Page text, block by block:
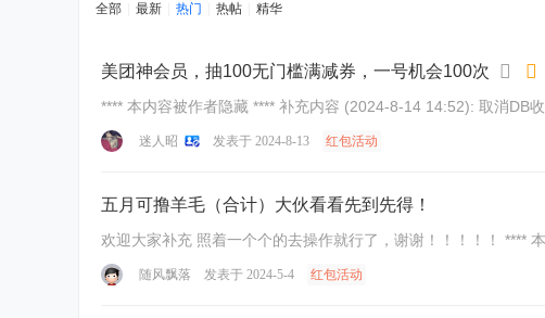
全部 最新 热门 热帖 精华
美团神会员，抽100无门槛满减券，一号机会100次
**** 本内容被作者隐藏 **** 补充内容 (2024-8-
迷人昭 发表于 2024-8-13 红包活动
五月可撸羊毛（合计）大伙看看先到先得！
欢迎大家补充 照着一个个的去操作就行了，谢谢！！！！！ ****
随风飘落 发表于 2024-5-4 红包活动